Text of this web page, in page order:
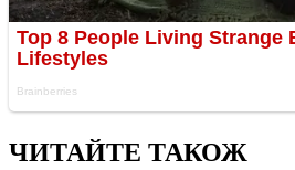
ЧИТАЙТЕ ТАКОЖ